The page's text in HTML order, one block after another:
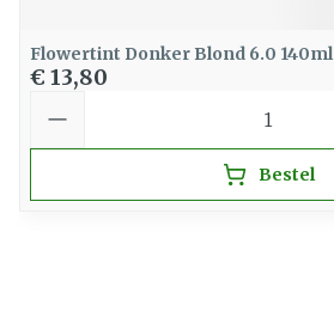
Flowertint Donker Blond 6.0 140ml
€ 13,80
Bestel